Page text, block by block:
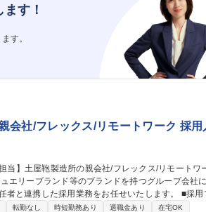
す！
す。
会社/フレックス/リモートワーク 採用
エリーブランド等のブランドを持つグループ会社
した採用業務をお任せいたします。 ■採用プロセス
・各種手法の選定および効果測定・KPI管理を通じ
転勤なし 時短勤務あり 退職金あり
在宅OK